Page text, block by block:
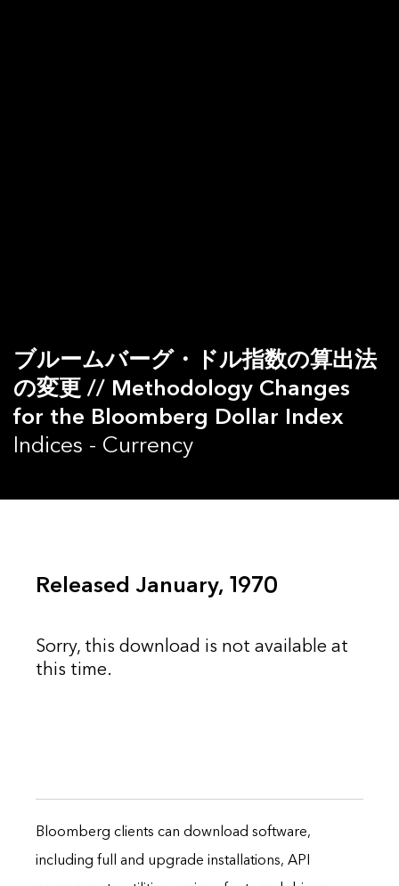
ブルームバーグ・ドル指数の算出法
の変更 // Methodology Changes
for the Bloomberg Dollar Index
Indices - Currency
Released January, 1970
Sorry, this download is not available at
this time.
Bloomberg clients can download software,
including full and upgrade installations, API